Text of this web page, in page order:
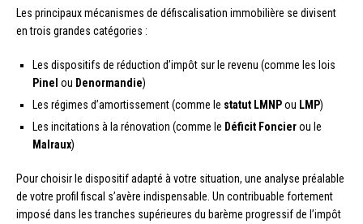
Les principaux mécanismes de défiscalisation immobilière se divisent
en trois grandes catégories :
Les dispositifs de réduction d’impôt sur le revenu (comme les lois
Pinel ou Denormandie)
Les régimes d’amortissement (comme le statut LMNPou LMP)
Les incitations à la rénovation (comme le Déficit Foncierou le
Malraux)
Pour choisir le dispositif adapté à votre situation, une analyse préalable
de votre profil fiscal s’avère indispensable. Un contribuable fortement
imposé dans les tranches supérieures du barème progressif de l’impôt